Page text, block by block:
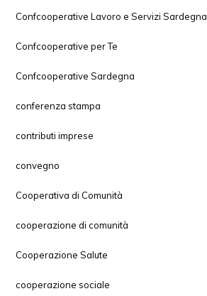
Confcooperative Lavoro e Servizi Sardegna
Confcooperative per Te
Confcooperative Sardegna
conferenza stampa
contributi imprese
convegno
Cooperativa di Comunità
cooperazione di comunità
Cooperazione Salute
cooperazione sociale